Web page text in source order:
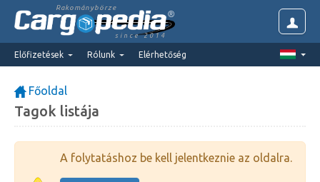
Rakománybörze
since 2014
Előfizetések Rólunk Elérhetőség
Főoldal
Tagok listája
A folytatáshoz be kell jelentkeznie az oldalra.